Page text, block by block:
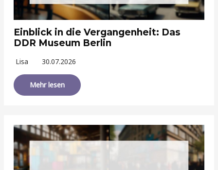
Einblick in die Vergangenheit: Das
DDR Museum Berlin
Lisa 30.07.2026
Mehr lesen